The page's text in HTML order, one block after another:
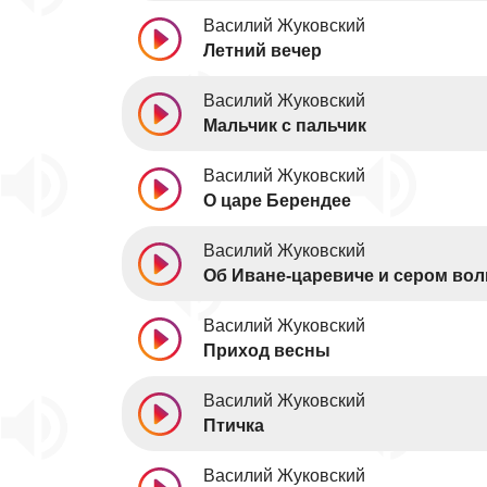
Василий Жуковский
Летний вечер
Василий Жуковский
Мальчик с пальчик
Василий Жуковский
О царе Берендее
Василий Жуковский
Об Иване-царевиче и сером
Василий Жуковский
Приход весны
Василий Жуковский
Птичка
Василий Жуковский